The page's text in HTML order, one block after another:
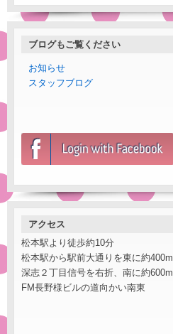
ブログもご覧ください
お知らせ
スタッフブログ
アクセス
松本駅より徒歩約10分
松本駅から駅前大通りを東に約400m
深志２丁目信号を右折、南に約600m
FM長野様ビルの道向かい南東